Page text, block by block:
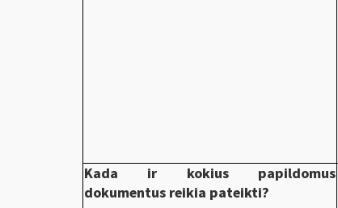
Kada ir kokius papildomus
dokumentus reikia pateikti?